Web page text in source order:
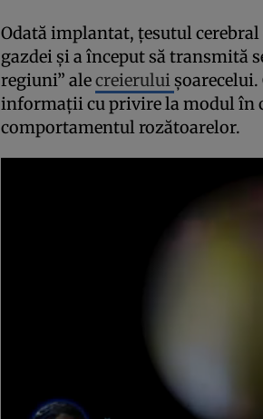
Odată implantat, ţesutul
gazdei şi a început să transmită
regiuni” alecreierului
informaţii cu privire la modul în
comportamentul rozătoarelor.